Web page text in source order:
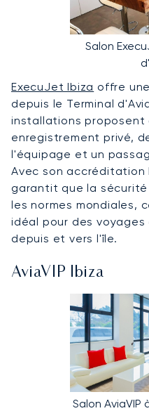
Salon
ExecuJet Ibiza offre
depuis le Terminal
installations proposent
enregistrement privé,
l'équipage et un
Avec son accréditation
garantit que la
les normes mondiales,
idéal pour des
depuis et vers l'île.
AviaVIP Ibiza
Salon AviaVIP